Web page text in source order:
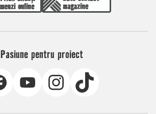
Pasiune pentru proiect